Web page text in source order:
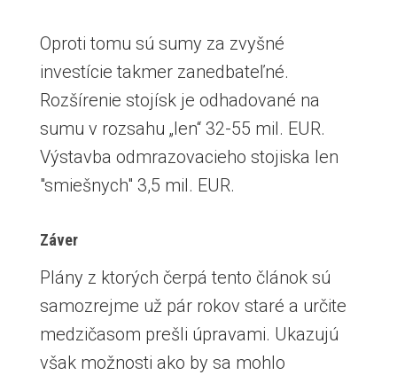
Oproti tomu sú sumy za zvyšné
investície takmer zanedbateľné.
Rozšírenie stojísk je odhadované na
sumu v rozsahu „len“ 32-55 mil. EUR.
Výstavba odmrazovacieho stojiska len
"smiešnych" 3,5 mil. EUR.
Záver
Plány z ktorých čerpá tento článok sú
samozrejme už pár rokov staré a určite
medzičasom prešli úpravami. Ukazujú
však možnosti ako by sa mohlo